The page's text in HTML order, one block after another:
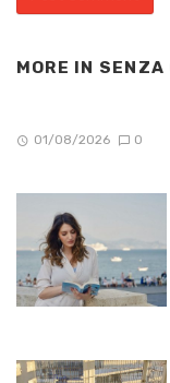
MORE IN SENZA
01/08/2026 0